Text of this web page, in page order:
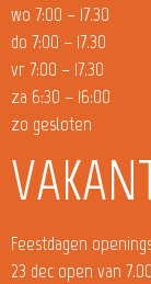
wo 7:00 – 17.30
do 7:00 – 17.30
vr 7:00 – 17.30
za 6:30 – 16:00
zo gesloten
Feestdagen
23 dec open van